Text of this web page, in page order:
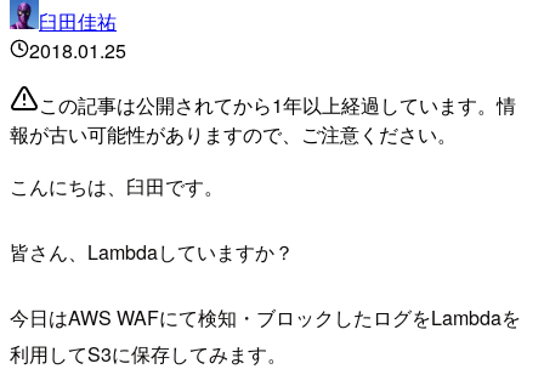
臼田佳祐
2018.01.25
この記事は公開されてから1年以上経過しています。情
報が古い可能性がありますので、ご注意ください。
こんにちは、臼田です。
皆さん、Lambdaしていますか？
今日はAWS WAFにて検知・ブロックしたログをLambdaを
利用してS3に保存してみます。